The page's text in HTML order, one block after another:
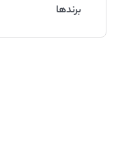
برندها